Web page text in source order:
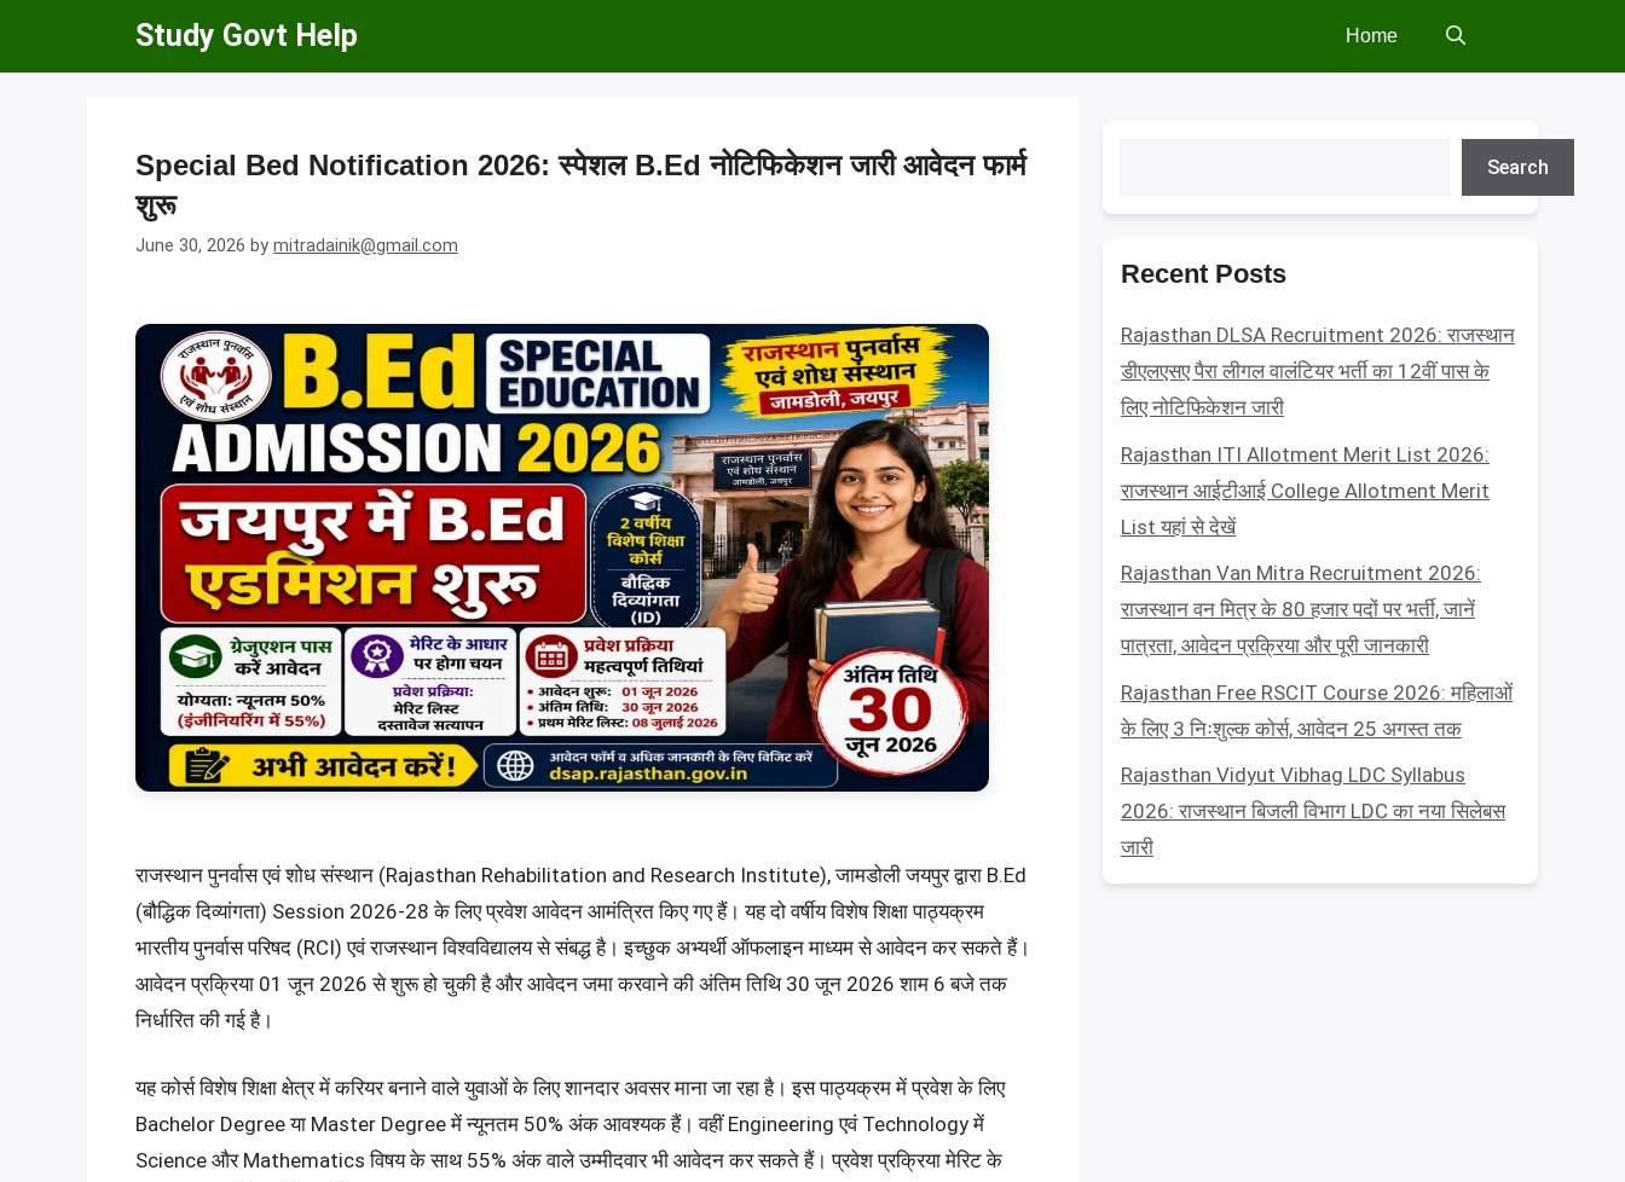
Study Govt Help Home
Special Bed Notification 2026: स्पेशल B.Ed नोटिफिकेशन जारी आवेदन फार्म
शुरू
June 30, 2026 by mitradainik@gmail.com
राजस्थान पुनर्वास एवं शोध संस्थान (Rajasthan Rehabilitation and Research Institute), जामडोली जयपुर द्वारा B.Ed
(बौद्धिक दिव्यांगता) Session 2026-28 के लिए प्रवेश आवेदन आमंत्रित किए गए हैं। यह दो वर्षीय विशेष शिक्षा पाठ्यक्रम
भारतीय पुनर्वास परिषद (RCI) एवं राजस्थान विश्वविद्यालय से संबद्ध है। इच्छुक अभ्यर्थी ऑफलाइन माध्यम से आवेदन कर सकते हैं।
आवेदन प्रक्रिया 01 जून 2026 से शुरू हो चुकी है और आवेदन जमा करवाने की अंतिम तिथि 30 जून 2026 शाम 6 बजे तक
निर्धारित की गई है।
यह कोर्स विशेष शिक्षा क्षेत्र में करियर बनाने वाले युवाओं के लिए शानदार अवसर माना जा रहा है। इस पाठ्यक्रम में प्रवेश के लिए
Bachelor Degree या Master Degree में न्यूनतम 50% अंक आवश्यक हैं। वहीं Engineering एवं Technology में
Science और Mathematics विषय के साथ 55% अंक वाले उम्मीदवार भी आवेदन कर सकते हैं। प्रवेश प्रक्रिया मेरिट के
Search
Recent Posts
Rajasthan DLSA Recruitment 2026: राजस्थान
डीएलएसए पैरा लीगल वालंटियर भर्ती का 12वीं पास के
लिए नोटिफिकेशन जारी
Rajasthan ITI Allotment Merit List 2026:
राजस्थान आईटीआई College Allotment Merit
List यहां से देखें
Rajasthan Van Mitra Recruitment 2026:
राजस्थान वन मित्र के 80 हजार पदों पर भर्ती, जानें
पात्रता, आवेदन प्रक्रिया और पूरी जानकारी
Rajasthan Free RSCIT Course 2026: महिलाओं
के लिए 3 निःशुल्क कोर्स, आवेदन 25 अगस्त तक
Rajasthan Vidyut Vibhag LDC Syllabus
2026: राजस्थान बिजली विभाग LDC का नया सिलेबस
जारी